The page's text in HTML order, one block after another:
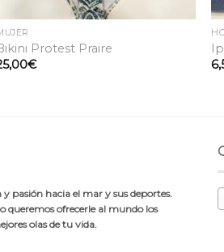
Protest Praire
€
pasión hacia el mar y sus deportes.
queremos ofrecerle al mundo los
olas de tu vida.